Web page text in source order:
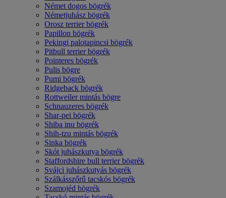
Német dogos bögrék
Németjuhász bögrék
Orosz terrier bögrék
Papillon bögrék
Pekingi palotapincsi bögrék
Pitbull terrier bögrék
Pointeres bögrék
Pulis bögre
Pumi bögrék
Ridgeback bögrék
Rottweiler mintás bögre
Schnauzeres bögrék
Shar-pei bögrék
Shiba inu bögrék
Shih-tzu mintás bögrék
Sinka bögrék
Skót juhászkutya bögrék
Staffordshire bull terrier bögrék
Svájci juhászkutyás bögrék
Szálkásszőrű tacskós bögrék
Szamojéd bögrék